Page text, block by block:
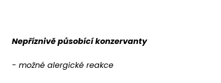
Nepříznivě působící konzervanty
- možné alergické reakce